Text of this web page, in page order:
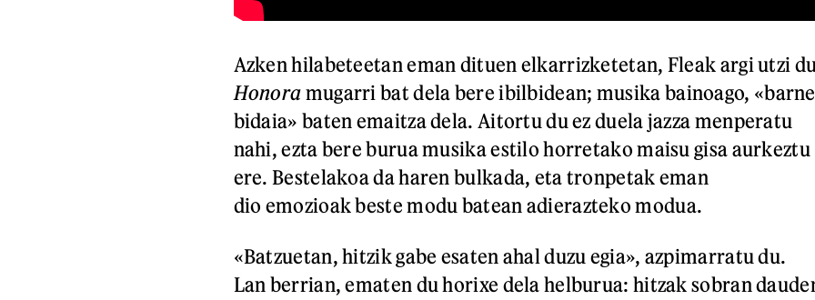
Azken hilabeteetan eman dituen elkarrizketetan, Fleak argi utzi du
Honora mugarri bat dela bere ibilbidean; musika bainoago, «barne
bidaia» baten emaitza dela. Aitortu du ez duela jazza menperatu
nahi, ezta bere burua musika estilo horretako maisu gisa aurkeztu
ere. Bestelakoa da haren bulkada, eta tronpetak eman
dio emozioak beste modu batean adierazteko modua.
«Batzuetan, hitzik gabe esaten ahal duzu egia», azpimarratu du.
Lan berrian, ematen du horixe dela helburua: hitzak sobran